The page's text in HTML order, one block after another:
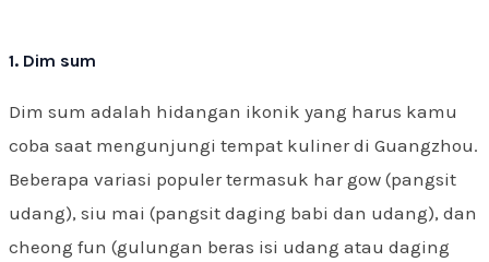
1. Dim sum
Dim sum adalah hidangan ikonik yang harus kamu
coba saat mengunjungi tempat kuliner di Guangzhou.
Beberapa variasi populer termasuk har gow (pangsit
udang), siu mai (pangsit daging babi dan udang), dan
cheong fun (gulungan beras isi udang atau daging